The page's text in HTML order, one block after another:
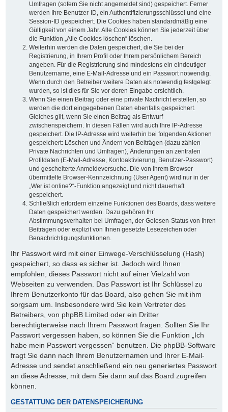
Umfragen (sofern Sie nicht angemeldet sind) gespeichert. Ferner
werden Ihre Benutzer-ID, ein Authentifizierungsschlüssel und eine
Session-ID gespeichert. Die Cookies haben standardmäßig eine
Gültigkeit von einem Jahr. Alle Cookies können Sie jederzeit über
die Funktion „Alle Cookies löschen“ löschen.
Weiterhin werden die Daten gespeichert, die Sie bei der
Registrierung, in Ihrem Profil oder Ihrem persönlichem Bereich
angeben. Für die Registrierung sind mindestens ein eindeutiger
Benutzername, eine E-Mail-Adresse und ein Passwort notwendig.
Wenn durch den Betreiber weitere Daten als notwendig festgelegt
wurden, so ist dies für Sie vor deren Eingabe ersichtlich.
Wenn Sie einen Beitrag oder eine private Nachricht erstellen, so
werden die dort eingegebenen Daten ebenfalls gespeichert.
Gleiches gilt, wenn Sie einen Beitrag als Entwurf
zwischenspeichern. In diesen Fällen wird auch Ihre IP-Adresse
gespeichert. Die IP-Adresse wird weiterhin bei folgenden Aktionen
gespeichert: Löschen und Ändern von Beiträgen (dazu zählen
Private Nachrichten und Umfragen), Änderungen an zentralen
Profildaten (E-Mail-Adresse, Kontoaktivierung, Benutzer-Passwort)
und gescheiterte Anmeldeversuche. Die von Ihrem Browser
übermittelte Browser-Kennzeichnung (User Agent) wird nur in der
„Wer ist online?“-Funktion angezeigt und nicht dauerhaft
gespeichert.
Schließlich erfordern einzelne Funktionen des Boards, dass weitere
Daten gespeichert werden. Dazu gehören Ihr
Abstimmungsverhalten bei Umfragen, der Gelesen-Status von Ihren
Beiträgen oder explizit von Ihnen gesetzte Lesezeichen oder
Benachrichtigungsfunktionen.
Ihr Passwort wird mit einer Einwege-Verschlüsselung (Hash)
gespeichert, so dass es sicher ist. Jedoch wird Ihnen
empfohlen, dieses Passwort nicht auf einer Vielzahl von
Webseiten zu verwenden. Das Passwort ist Ihr Schlüssel zu
Ihrem Benutzerkonto für das Board, also gehen Sie mit ihm
sorgsam um. Insbesondere wird Sie kein Vertreter des
Betreibers, von phpBB Limited oder ein Dritter
berechtigterweise nach Ihrem Passwort fragen. Sollten Sie Ihr
Passwort vergessen haben, so können Sie die Funktion „Ich
habe mein Passwort vergessen“ benutzen. Die phpBB-Software
fragt Sie dann nach Ihrem Benutzernamen und Ihrer E-Mail-
Adresse und sendet anschließend ein neu generiertes Passwort
an diese Adresse, mit dem Sie dann auf das Board zugreifen
können.
GESTATTUNG DER DATENSPEICHERUNG